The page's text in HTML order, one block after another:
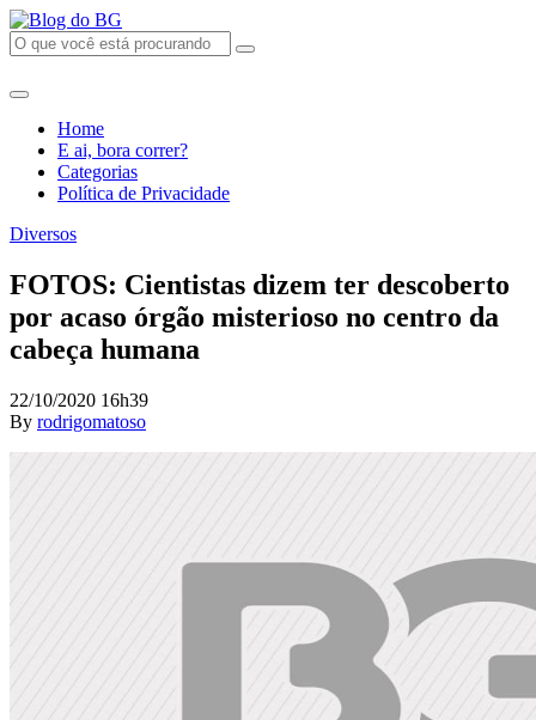
Home
E ai, bora correr?
Categorias
Política de Privacidade
Diversos
FOTOS: Cientistas dizem ter descoberto
por acaso órgão misterioso no centro da
cabeça humana
22/10/2020 16h39
By rodrigomatoso